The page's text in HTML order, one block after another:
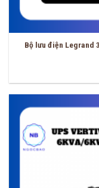
Bộ lưu điện Legrand